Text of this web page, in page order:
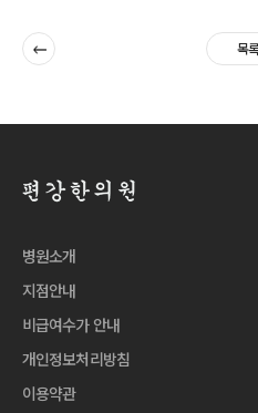
이전 목
병원소개
지점안내
비급여수가 안내
개인정보처리방침
이용약관